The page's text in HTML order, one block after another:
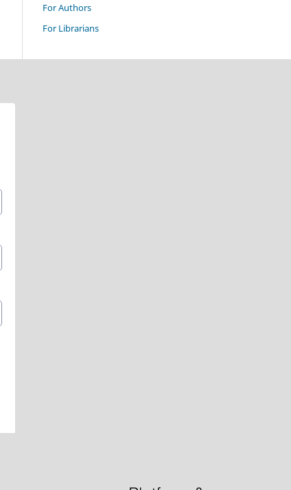
For Authors
For Librarians